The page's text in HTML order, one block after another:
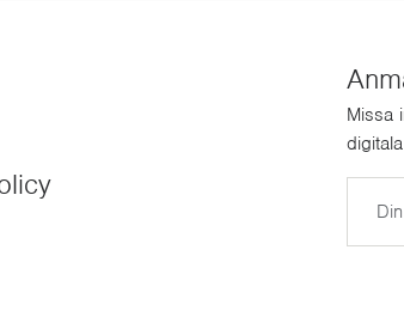
Missa